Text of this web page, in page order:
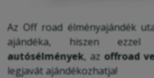
Az Off road élményajándék
ajándéka, hiszen
autósélmények, azoffroad
legjavát ajándékozhatja!